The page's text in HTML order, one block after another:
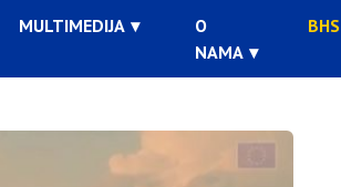
MULTIMEDIJA
O
NAMA
BHS